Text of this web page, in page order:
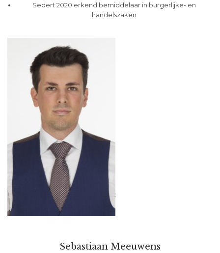
Sedert 2020 erkend bemiddelaar in burgerlijke- en
handelszaken
Sebastiaan Meeuwens